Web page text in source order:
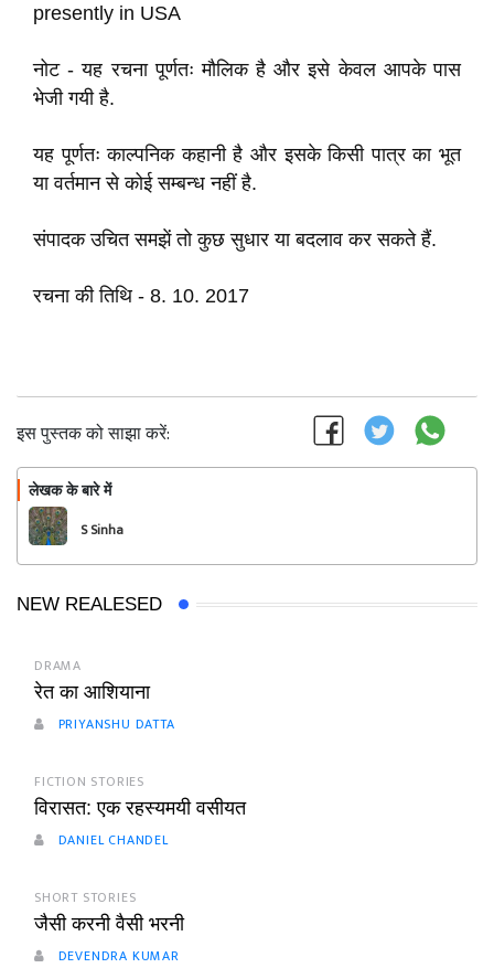
presently in USA
नोट - यह रचना पूर्णतः मौलिक है और इसे केवल आपके पास
भेजी गयी है.
यह पूर्णतः काल्पनिक कहानी है और इसके किसी पात्र का भूत
या वर्तमान से कोई सम्बन्ध नहीं है.
संपादक उचित समझें तो कुछ सुधार या बदलाव कर सकते हैं.
रचना की तिथि - 8. 10. 2017
इस पुस्तक को साझा करें:
लेखक के बारे में
S Sinha
NEW REALESED
DRAMA
रेत का आशियाना
PRIYANSHU DATTA
FICTION STORIES
विरासत: एक रहस्यमयी वसीयत
DANIEL CHANDEL
SHORT STORIES
जैसी करनी वैसी भरनी
DEVENDRA KUMAR